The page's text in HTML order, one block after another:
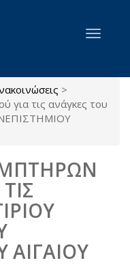
Toggle
>
για τις ανάγκες του